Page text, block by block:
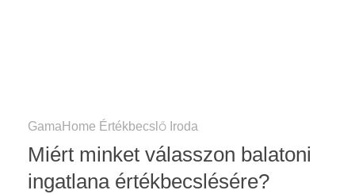
GamaHome Értékbecslő Iroda
Miért minket válasszon balatoni
ingatlana értékbecslésére?